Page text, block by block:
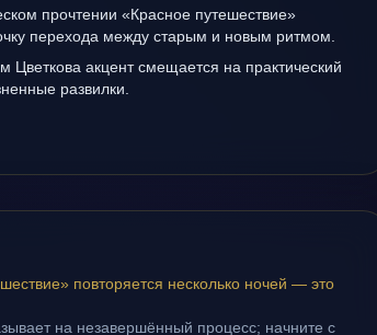
прочтении «Красное путешествие»
перехода между старым и новым ритмом.
Цветкова акцент смещается на практический
развилки.
повторяется несколько ночей — это
на незавершённый процесс; начните с